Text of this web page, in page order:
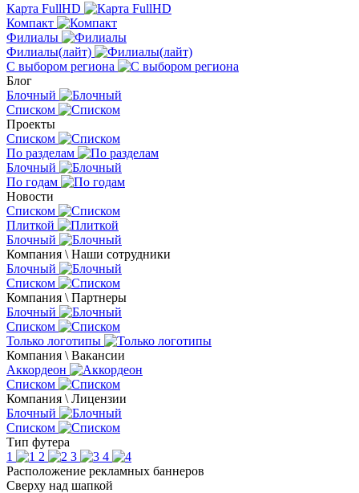
Карта FullHD
Компакт
Филиалы
Филиалы(лайт)
С выбором региона
Блог
Блочный
Списком
Проекты
Списком
По разделам
Блочный
По годам
Новости
Списком
Плиткой
Блочный
Компания \ Наши сотрудники
Блочный
Списком
Компания \ Партнеры
Блочный
Списком
Только логотипы
Компания \ Вакансии
Аккордеон
Списком
Компания \ Лицензии
Блочный
Списком
Тип футера
1
2 3
4
Расположение рекламных баннеров
Сверху над шапкой